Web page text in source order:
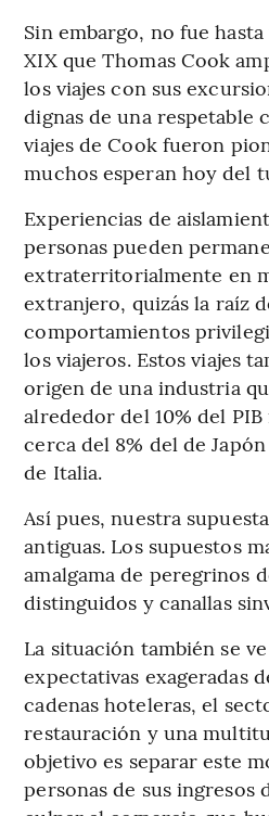
Sin embargo, no fue
XIX que Thomas Cook
los viajes con sus
dignas de una respetable
viajes de Cook fueron
muchos esperan hoy del
Experiencias de
personas pueden
extraterritorialmente en
extranjero, quizás la raíz
comportamientos
los viajeros. Estos viajes
origen de una industria
alrededor del 10% del
cerca del 8% del de
de Italia.
Así pues, nuestra
antiguas. Los supuestos
amalgama de peregrinos
distinguidos y canallas
La situación también se
expectativas exageradas
cadenas hoteleras, el
restauración y una
objetivo es separar este
personas de sus ingresos